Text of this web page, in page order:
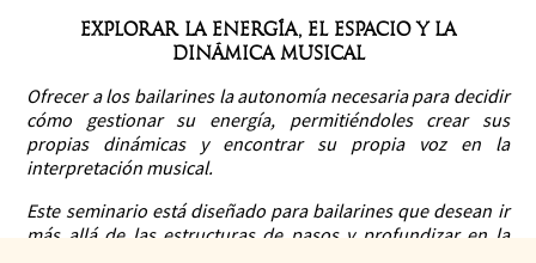
Explorar la energía, el espacio y la
dinámica musical
Ofrecer a los bailarines la autonomía necesaria para decidir
cómo gestionar su energía, permitiéndoles crear sus
propias dinámicas y encontrar su propia voz en la
interpretación musical.
Este seminario está diseñado para bailarines que desean ir
más allá de las estructuras de pasos y profundizar en la